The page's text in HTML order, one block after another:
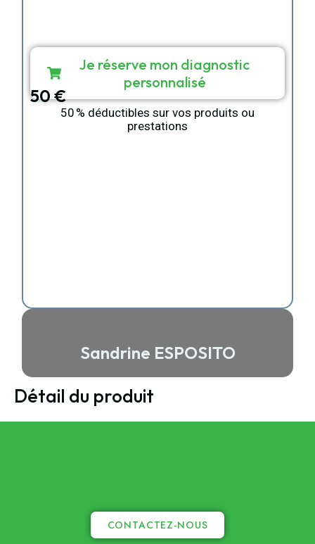
Détail du produit
Je réserve mon diagnostic
personnalisé
50 €
50 % déductibles sur vos produits ou
prestations
Sandrine ESPOSITO
CONTACTEZ-NOUS